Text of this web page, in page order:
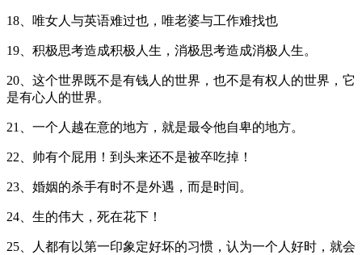
18、唯女人与英语难过也，唯老婆与工作难找也
19、积极思考造成积极人生，消极思考造成消极人生。
20、这个世界既不是有钱人的世界，也不是有权人的世界，它
是有心人的世界。
21、一个人越在意的地方，就是最令他自卑的地方。
22、帅有个屁用！到头来还不是被卒吃掉！
23、婚姻的杀手有时不是外遇，而是时间。
24、生的伟大，死在花下！
25、人都有以第一印象定好坏的习惯，认为一个人好时，就会